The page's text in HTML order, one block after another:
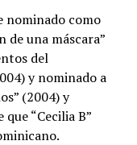
nominado como
de una máscara”
del
y nominado a
(2004) y
“Cecilia B”